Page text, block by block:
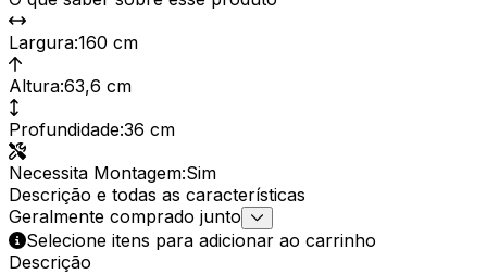
Largura:160 cm
Altura:63,6 cm
Profundidade:36 cm
Necessita Montagem:Sim
Descrição e todas as características
Geralmente comprado junto
Selecione itens para adicionar ao carrinho
Descrição